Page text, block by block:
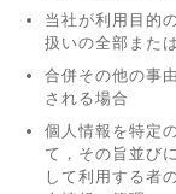
当社が利用目的
扱いの全部また
合併その他の事
される場合
個人情報を特定
て，その旨並び
して利用する者